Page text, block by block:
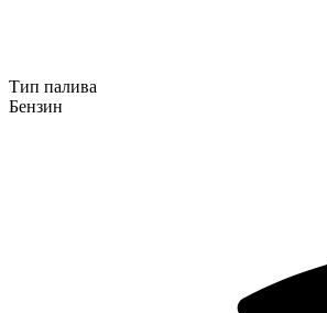
Тип палива
Бензин